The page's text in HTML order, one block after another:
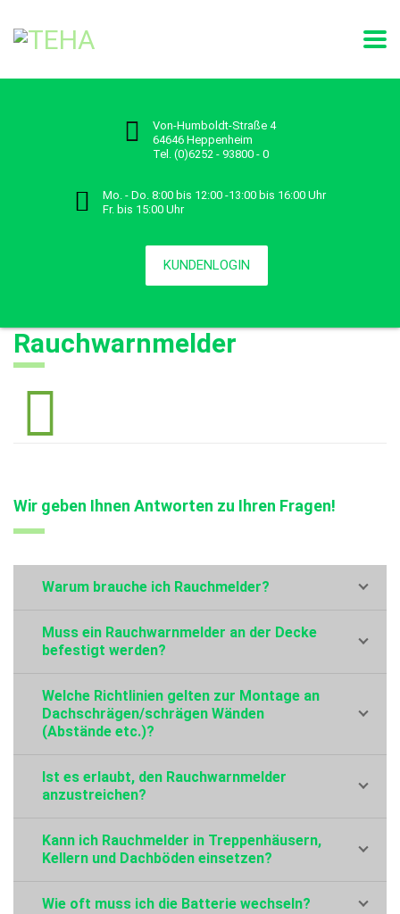
Von-Humboldt-Straße 4
64646 Heppenheim
Tel. (0)6252 - 93800 - 0
Mo. - Do. 8:00 bis 12:00 -13:00 bis 16:00 Uhr
Fr. bis 15:00 Uhr
KUNDENLOGIN
Rauchwarnmelder
Wir geben Ihnen Antworten zu Ihren Fragen!
Warum brauche ich Rauchmelder?
Muss ein Rauchwarnmelder an der Decke
befestigt werden?
Welche Richtlinien gelten zur Montage an
Dachschrägen/schrägen Wänden
(Abstände etc.)?
Ist es erlaubt, den Rauchwarnmelder
anzustreichen?
Kann ich Rauchmelder in Treppenhäusern,
Kellern und Dachböden einsetzen?
Wie oft muss ich die Batterie wechseln?